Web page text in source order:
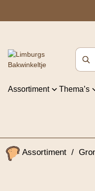
Assortiment Thema’s
Assortiment /